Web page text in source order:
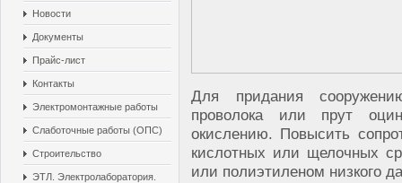
Новости
Документы
Прайс-лист
Контакты
Электромонтажные работы
Слаботочные работы (ОПС)
Строительство
ЭТЛ. Электролаборатория.
Для придания
проволока или прут
окислению. Повысить
кислотных или щелочных
или полиэтиленом низкого